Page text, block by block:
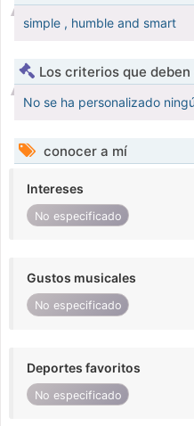
simple , humble and smart
Los criterios que
No se ha personalizado
conocer a mí
Intereses
No especificado
Gustos musicales
No especificado
Deportes favoritos
No especificado